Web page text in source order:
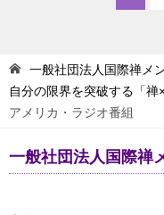
一般社団法人国際禅メ
自分の限界を突破する「禅
アメリカ・ラジオ番組
一般社団法人国際禅